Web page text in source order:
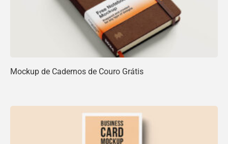
Mockup de Cadernos de Couro Grátis